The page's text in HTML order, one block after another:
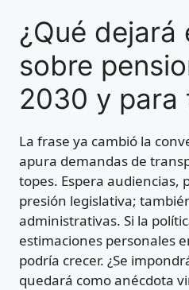
¿Qué dejará
sobre
2030 y para
La frase ya cambió la
apura demandas de
topes. Espera audiencias,
presión legislativa;
administrativas. Si la
estimaciones personales
podría crecer. ¿Se
quedará como anécdota